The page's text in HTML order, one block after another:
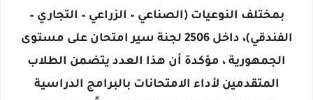
بمختلف النوعيات (الصناعي – الزراعي – التجاري –
الفندقي)، داخل 2506 لجنة سير امتحان على مستوى
الجمهورية ، مؤكدة أن هذا العدد يتضمن الطلاب
المتقدمين لأداء الامتحانات بالبرامج الدراسية